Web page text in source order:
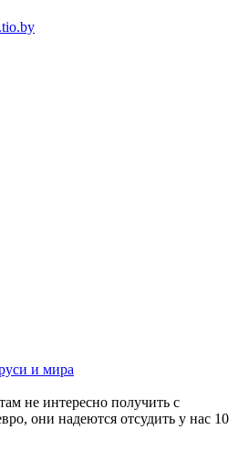
и мира
не интересно получить с
они надеются отсудить у нас 10